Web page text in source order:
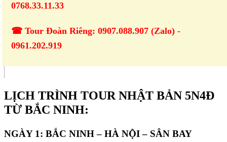
0768.33.11.33
☎ Tour Đoàn Riêng: 0907.088.907 (Zalo) -
0961.202.919
LỊCH TRÌNH TOUR NHẬT BẢN 5N4Đ
TỪ BẮC NINH:
NGÀY 1: BẮC NINH – HÀ NỘI – SÂN BAY